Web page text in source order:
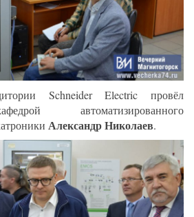
Schneider Electric провёл
автоматизированного
Александр Николаев.